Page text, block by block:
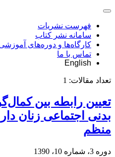
فهرست نشریات
سامانه نشر کتاب
کارگاه‌ها و دوره‌های
تماس با ما
English
تعداد مقالات: 1
تعیین رابطه بین
بدنی اجتماعی زنان
منظم
دوره 3، شماره 10، 1390